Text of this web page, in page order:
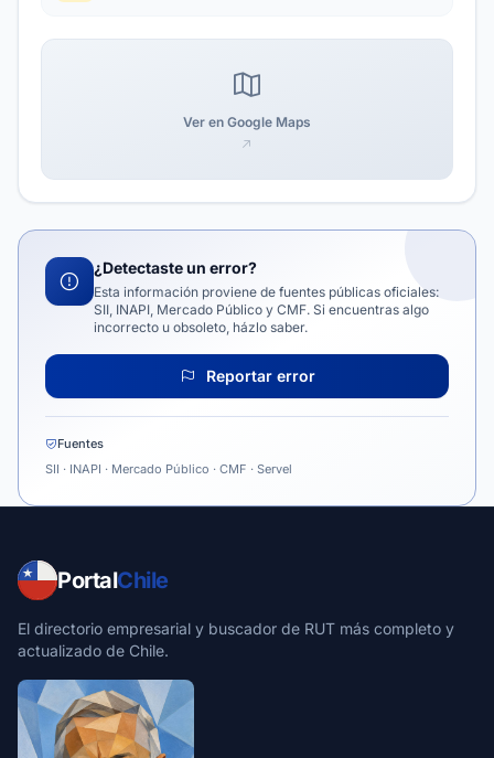
Ver en Google Maps
¿Detectaste un error?
Esta información proviene de fuentes públicas oficiales:
SII, INAPI, Mercado Público y CMF. Si encuentras algo
incorrecto u obsoleto, házlo saber.
Reportar error
Fuentes
SII · INAPI · Mercado Público · CMF · Servel
PortalChile
El directorio empresarial y buscador de RUT más completo y
actualizado de Chile.